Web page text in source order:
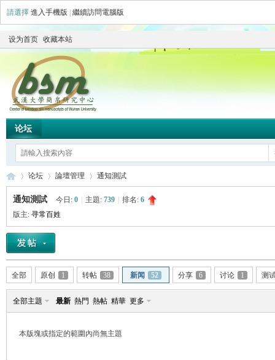
請選擇 進入手機版 繼續訪問電腦版
设为首页 收藏本站
论坛
简 »
论坛
›
論壇管理
›
通知測試
通知測試 今日: 0 主題: 739 排名: 6
版主: 寻常百姓
全部 原创 1 转帖 38 新闻 52 分享 6 讨论 1 测
全部主題 最新 熱門 熱帖 精華 更多
本版塊或指定的範圍內尚無主題